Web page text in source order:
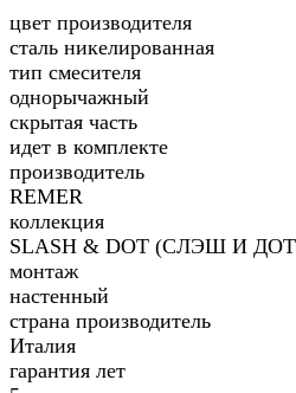
цвет производителя
сталь никелированная
тип смесителя
однорычажный
скрытая часть
идет в комплекте
производитель
REMER
коллекция
SLASH & DOT (СЛЭШ И
монтаж
настенный
страна производитель
Италия
гарантия лет